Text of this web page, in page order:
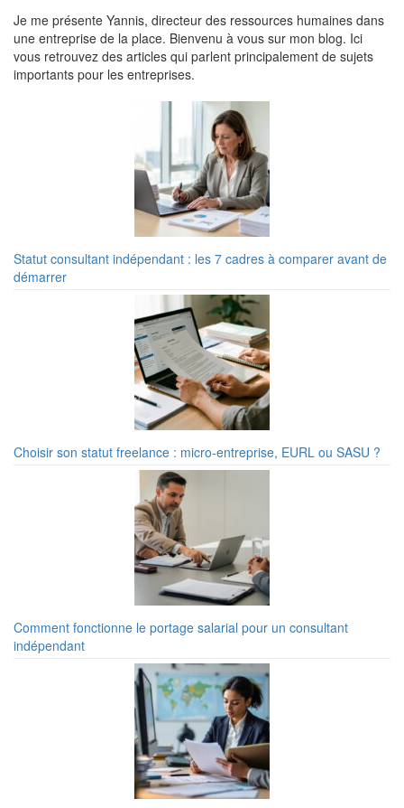
Je me présente Yannis, directeur des ressources humaines dans
une entreprise de la place. Bienvenu à vous sur mon blog. Ici
vous retrouvez des articles qui parlent principalement de sujets
importants pour les entreprises.
Statut consultant indépendant : les 7 cadres à comparer avant de
démarrer
Choisir son statut freelance : micro-entreprise, EURL ou SASU ?
Comment fonctionne le portage salarial pour un consultant
indépendant